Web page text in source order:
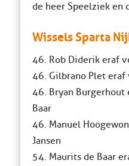
de heer Speelziek en
Wissels Sparta
46. Rob Diderik eraf
46. Gilbrano Plet eraf
46. Bryan Burgerhout
Baar
46. Manuel
Jansen
54. Maurits de Baar